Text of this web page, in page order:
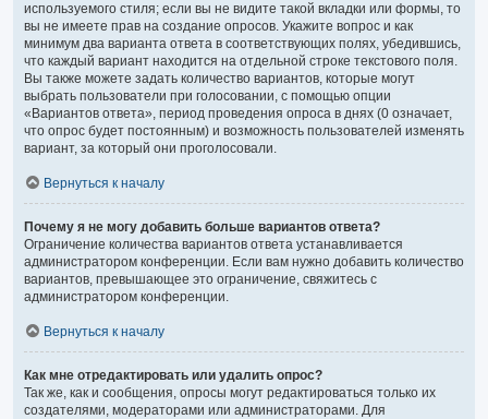
используемого стиля; если вы не видите такой вкладки или формы, то
вы не имеете прав на создание опросов. Укажите вопрос и как
минимум два варианта ответа в соответствующих полях, убедившись,
что каждый вариант находится на отдельной строке текстового поля.
Вы также можете задать количество вариантов, которые могут
выбрать пользователи при голосовании, с помощью опции
«Вариантов ответа», период проведения опроса в днях (0 означает,
что опрос будет постоянным) и возможность пользователей изменять
вариант, за который они проголосовали.
Вернуться к началу
Почему я не могу добавить больше вариантов ответа?
Ограничение количества вариантов ответа устанавливается
администратором конференции. Если вам нужно добавить количество
вариантов, превышающее это ограничение, свяжитесь с
администратором конференции.
Вернуться к началу
Как мне отредактировать или удалить опрос?
Так же, как и сообщения, опросы могут редактироваться только их
создателями, модераторами или администраторами. Для